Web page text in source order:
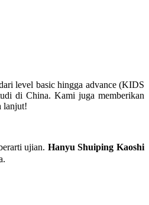
level basic hingga advance (KIDS
di China. Kami juga memberikan
lanjut!
ujian. Hanyu Shuiping Kaoshi